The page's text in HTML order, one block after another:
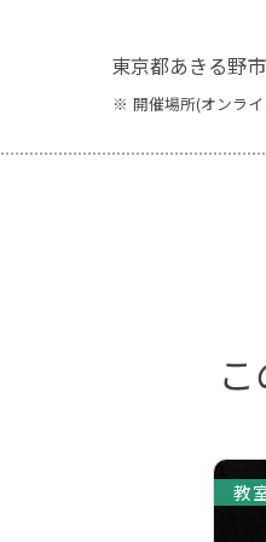
東京都あきる野市
開催場所(オンラ
教